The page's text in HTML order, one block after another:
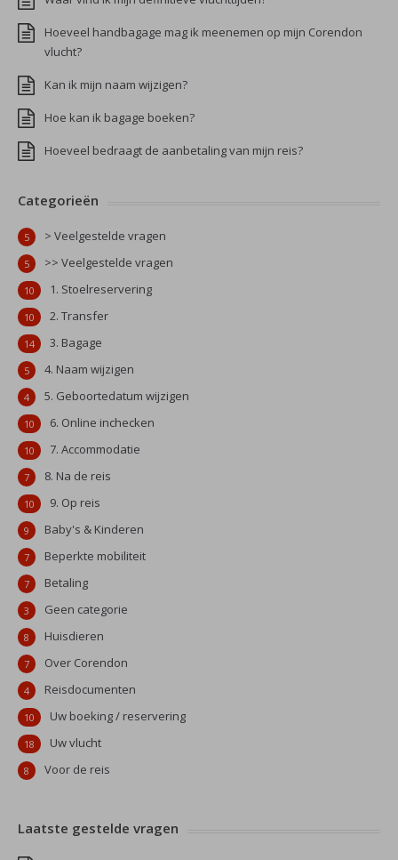
Hoeveel handbagage mag ik meenemen op mijn Corendon
vlucht?
Kan ik mijn naam wijzigen?
Hoe kan ik bagage boeken?
Hoeveel bedraagt de aanbetaling van mijn reis?
Categorieën
> Veelgestelde vragen
5
>> Veelgestelde vragen
5
1. Stoelreservering
10
2. Transfer
10
3. Bagage
14
4. Naam wijzigen
5
5. Geboortedatum wijzigen
4
6. Online inchecken
10
7. Accommodatie
10
8. Na de reis
7
9. Op reis
10
Baby's & Kinderen
9
Beperkte mobiliteit
7
Betaling
7
Geen categorie
3
Huisdieren
8
Over Corendon
7
Reisdocumenten
4
Uw boeking / reservering
10
Uw vlucht
18
Voor de reis
8
Laatste gestelde vragen